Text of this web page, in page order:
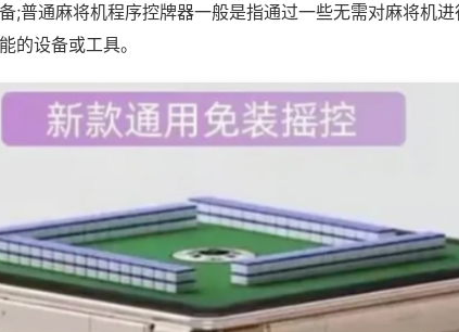
;普通麻将机程序控牌器一般是指通过一些无需对麻将机
的设备或工具。